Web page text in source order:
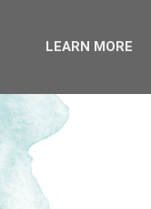
LEARN MORE